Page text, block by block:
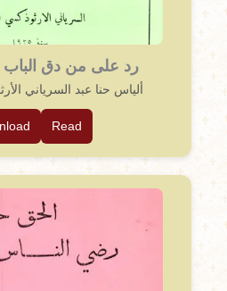
رد على من دق
ألياس حنا عبد السرياني
Read